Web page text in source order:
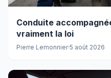
Conduite
vraiment la loi
Pierre Lemonnier·5 août 2026